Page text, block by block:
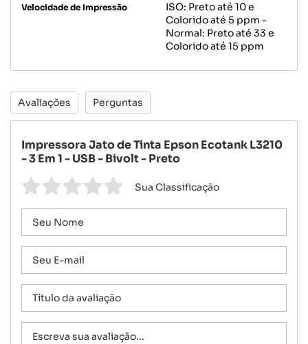
Velocidade de Impressão
ISO: Preto até 10 e
Colorido até 5 ppm -
Normal: Preto até 33 e
Colorido até 15 ppm
Avaliações Perguntas
Impressora Jato de Tinta Epson Ecotank L3210
- 3 Em 1 - USB - Bivolt - Preto
Sua Classificação